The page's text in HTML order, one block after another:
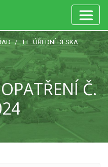
EL. ÚŘEDNÍ DESKA
Č.